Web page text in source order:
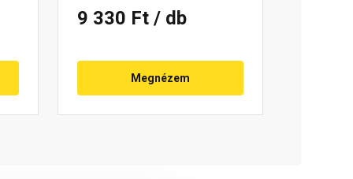
9 330 Ft / db
Megnézem